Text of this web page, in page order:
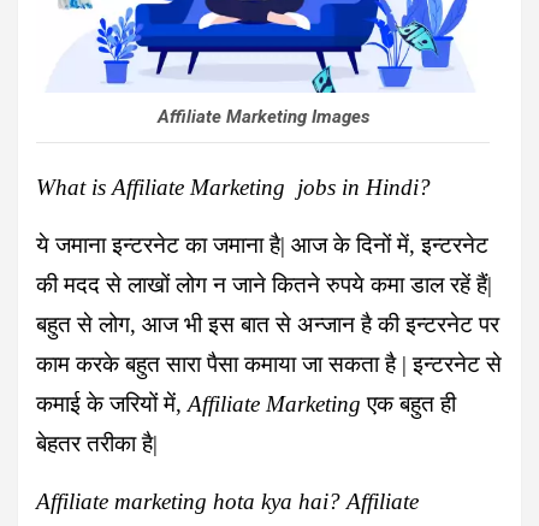
Affiliate Marketing Images
What is Affiliate Marketing jobs in Hindi?
ये जमाना इन्टरनेट का जमाना है| आज के दिनों में, इन्टरनेट
की मदद से लाखों लोग न जाने कितने रुपये कमा डाल रहें हैं|
बहुत से लोग, आज भी इस बात से अन्जान है की इन्टरनेट पर
काम करके बहुत सारा पैसा कमाया जा सकता है | इन्टरनेट से
कमाई के जरियों में, Affiliate Marketing एक बहुत ही
बेहतर तरीका है|
Affiliate marketing hota kya hai? Affiliate